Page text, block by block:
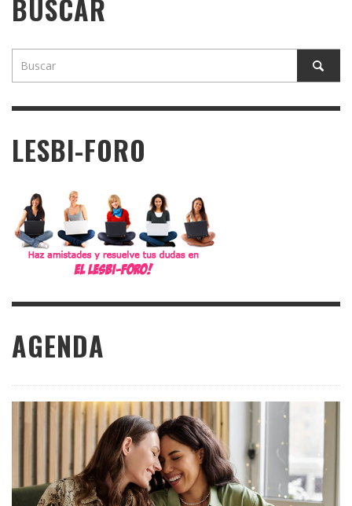
BUSCAR
LESBI-FORO
AGENDA